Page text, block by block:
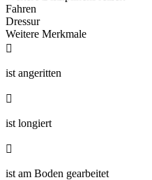
Fahren
Dressur
Weitere Merkmale

ist angeritten

ist longiert

ist am Boden gearbeitet